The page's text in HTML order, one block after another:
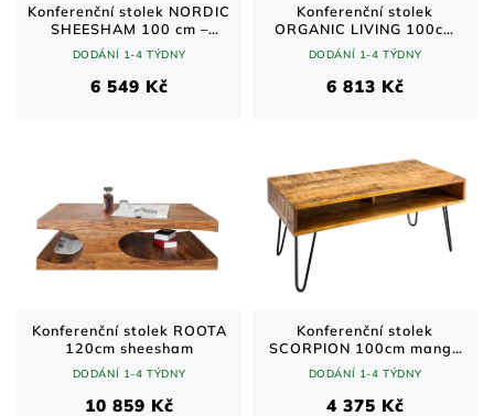
Konferenční stolek NORDIC
SHEESHAM 100 cm –
přírodní dřevo a černé
kovové nohy
DODÁNÍ 1-4 TÝDNY
6 549 Kč
Konferenční stolek
ORGANIC LIVING 100cm
sheeshamové dřevo
přírodní
DODÁNÍ 1-4 TÝDNY
6 813 Kč
Konferenční stolek ROOTA
120cm sheesham
DODÁNÍ 1-4 TÝDNY
10 859 Kč
Konferenční stolek
SCORPION 100cm mango
natural
DODÁNÍ 1-4 TÝDNY
4 375 Kč